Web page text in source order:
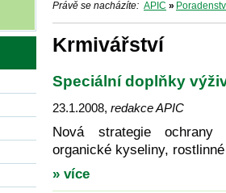
Právě se nacházíte: APIC »
Krmivářství
Speciální doplňky
23.1.2008, redakce APIC
Nová strategie ochrany
organické kyseliny,
» více